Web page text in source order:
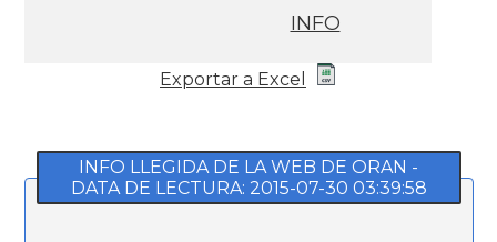
INFO
Exportar a Excel
INFO LLEGIDA DE LA WEB DE ORAN -
DATA DE LECTURA: 2015-07-30 03:39:58